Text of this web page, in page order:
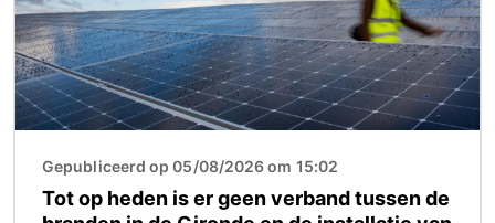
Gepubliceerd op 05/08/2026 om 15:02
Tot op heden is er geen verband tussen de